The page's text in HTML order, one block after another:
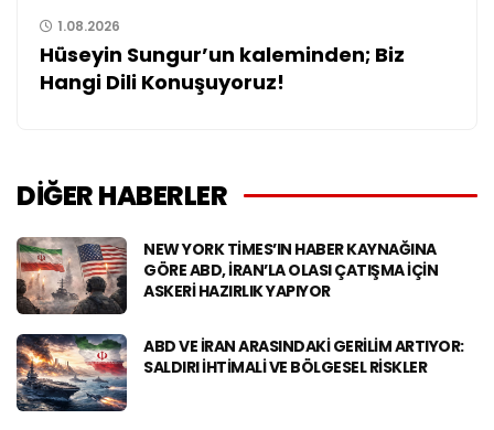
1.08.2026
Hüseyin Sungur’un kaleminden; Biz
Hangi Dili Konuşuyoruz!
DİĞER HABERLER
NEW YORK TIMES’IN HABER KAYNAĞINA
GÖRE ABD, İRAN’LA OLASI ÇATIŞMA IÇIN
ASKERI HAZIRLIK YAPIYOR
ABD VE İRAN ARASINDAKI GERILIM ARTIYOR:
SALDIRI İHTIMALI VE BÖLGESEL RISKLER